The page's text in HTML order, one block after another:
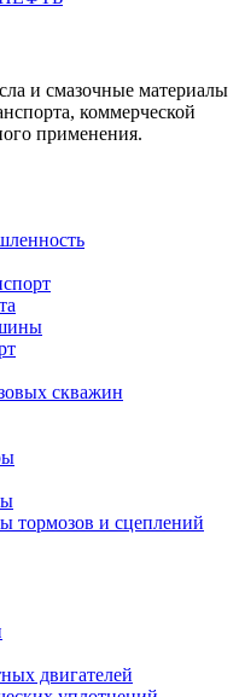
и смазочные материалы
коммерческой
применения.
скважин
тормозов и сцеплений
двигателей